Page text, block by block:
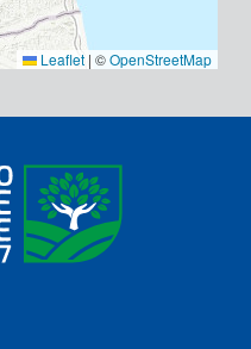
Leaflet | ©OpenStreetMap